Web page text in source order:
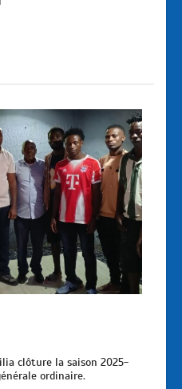
clôture la saison 2025-
ordinaire.